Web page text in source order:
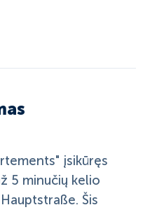
įsikūręs
5 minučių kelio
Šis